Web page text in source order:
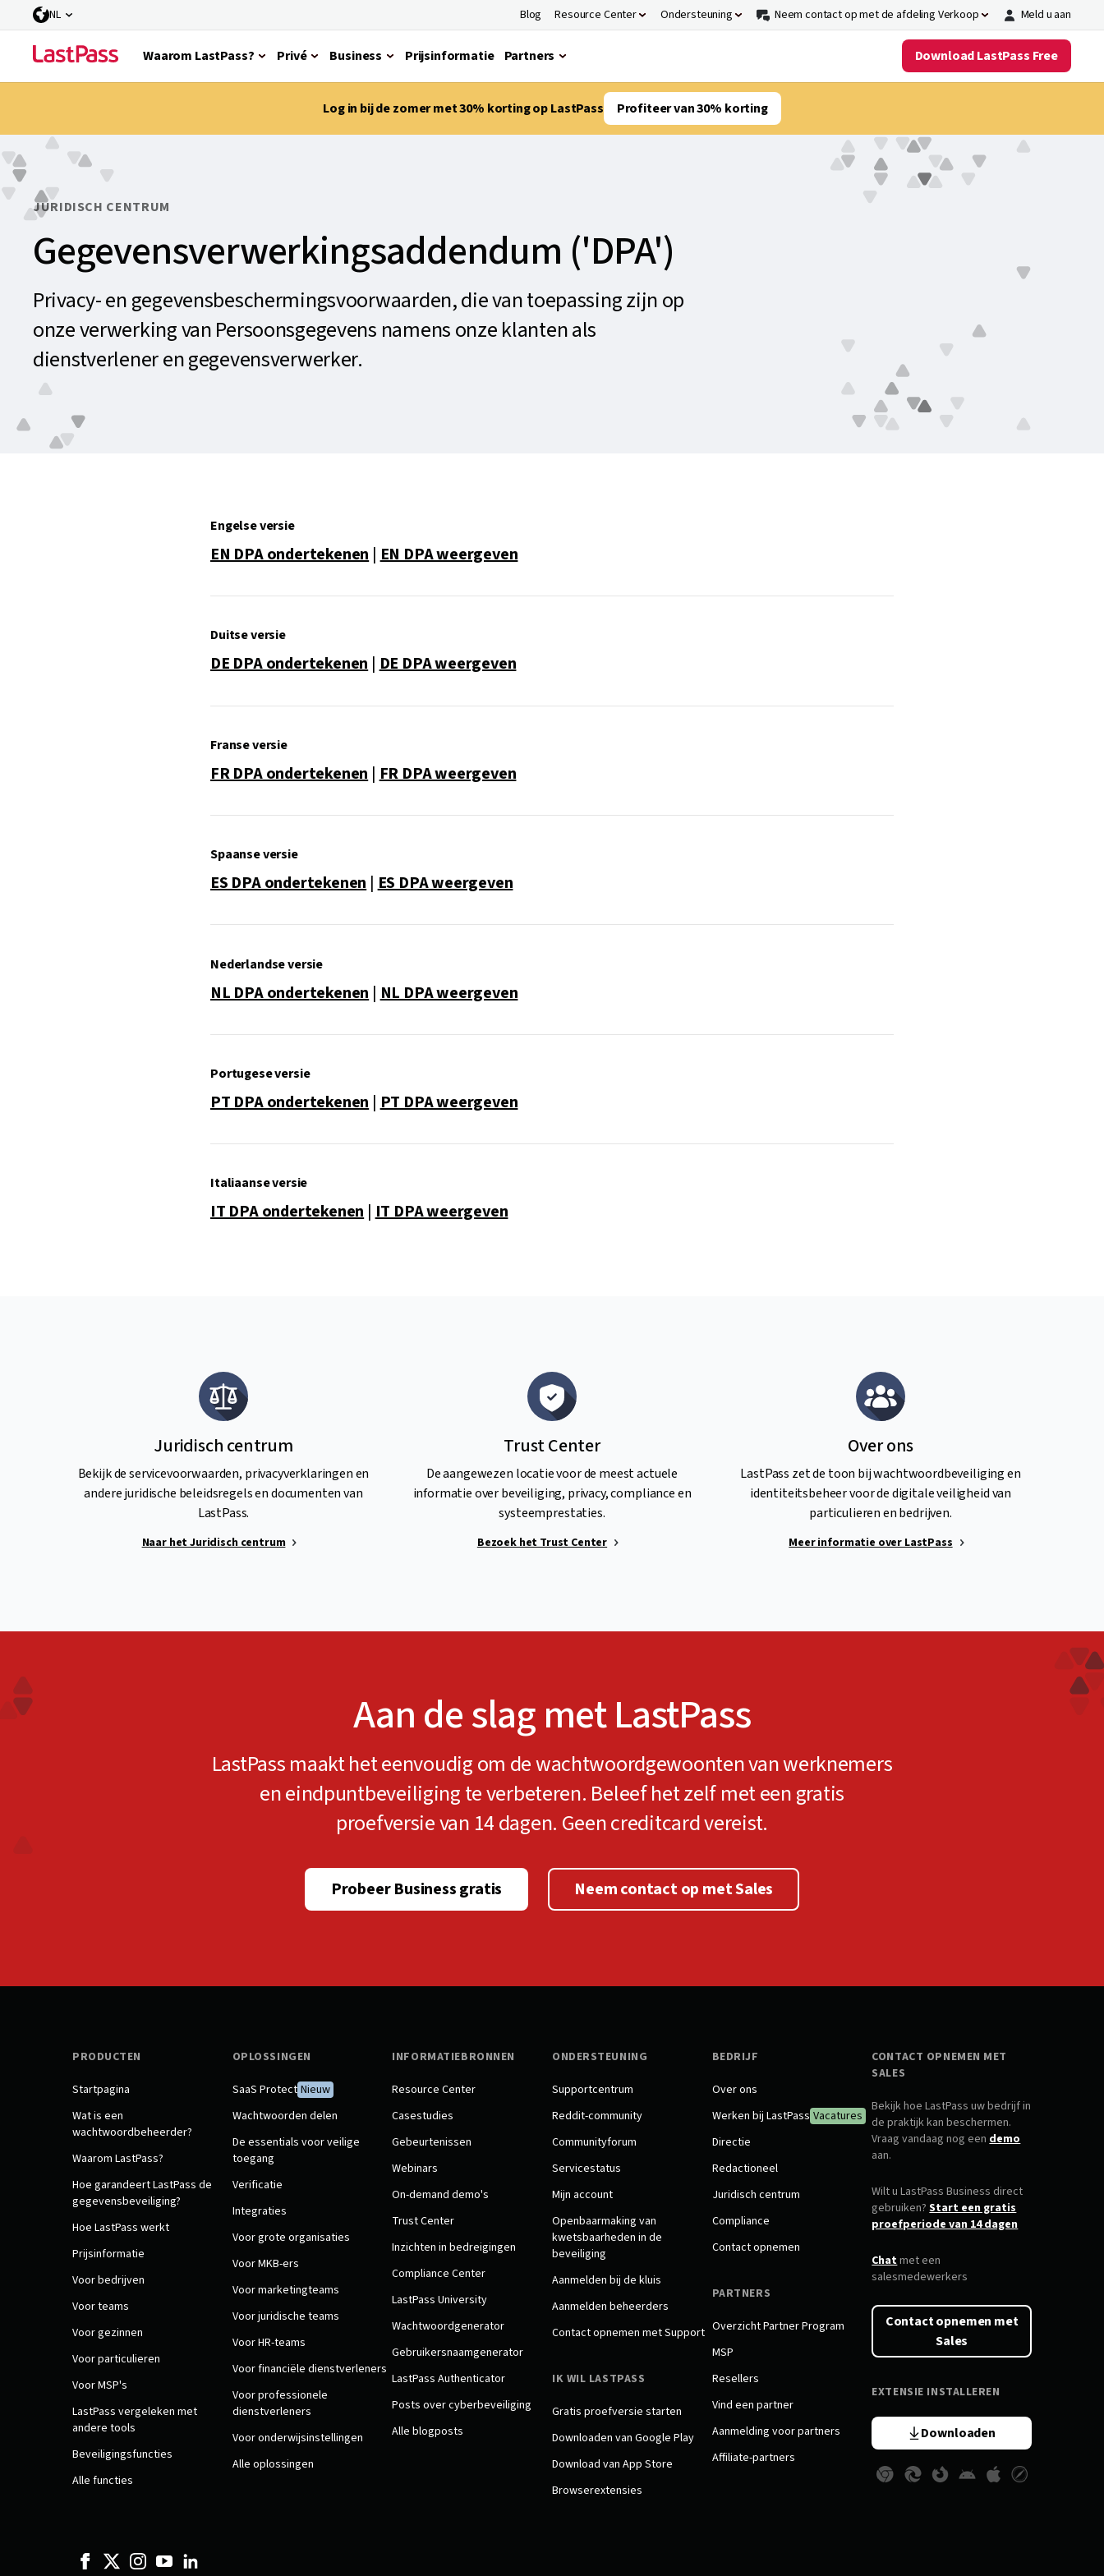
NL Blog Resource Center Ondersteuning Neem contact op met de afdeling Verkoop Meld u aan
Waarom LastPass? Privé Business Prijsinformatie Partners Download LastPass Free
Log in bij de zomer met 30% korting op LastPass Profiteer van 30% korting
JURIDISCH CENTRUM
Gegevensverwerkingsaddendum ('DPA')
Privacy- en gegevensbeschermingsvoorwaarden, die van toepassing zijn op
onze verwerking van Persoonsgegevens namens onze klanten als
dienstverlener en gegevensverwerker.
Engelse versie
EN DPA ondertekenen|EN DPA weergeven
Duitse versie
DE DPA ondertekenen|DE DPA weergeven
Franse versie
FR DPA ondertekenen|FR DPA weergeven
Spaanse versie
ES DPA ondertekenen|ES DPA weergeven
Nederlandse versie
NL DPA ondertekenen | NL DPA weergeven
Portugese versie
PT DPA ondertekenen|PT DPA weergeven
Italiaanse versie
IT DPA ondertekenen|IT DPA weergeven
Juridisch centrum
Bekijk de servicevoorwaarden, privacyverklaringen en
andere juridische beleidsregels en documenten van
LastPass.
Naar het Juridisch centrum
Trust Center
De aangewezen locatie voor de meest actuele
informatie over beveiliging, privacy, compliance en
systeemprestaties.
Bezoek het Trust Center
Over ons
LastPass zet de toon bij wachtwoordbeveiliging en
identiteitsbeheer voor de digitale veiligheid van
particulieren en bedrijven.
Meer informatie over LastPass
Aan de slag met LastPass
LastPass maakt het eenvoudig om de wachtwoordgewoonten van werknemers
en eindpuntbeveiliging te verbeteren. Beleef het zelf met een gratis
proefversie van 14 dagen. Geen creditcard vereist.
Probeer Business gratis Neem contact op met Sales
PRODUCTEN
Startpagina
Wat is een
wachtwoordbeheerder?
Waarom LastPass?
Hoe garandeert LastPass de
gegevensbeveiliging?
Hoe LastPass werkt
Prijsinformatie
Voor bedrijven
Voor teams
Voor gezinnen
Voor particulieren
Voor MSP's
LastPass vergeleken met
andere tools
Beveiligingsfuncties
Alle functies
OPLOSSINGEN
SaaS Protect Nieuw
Wachtwoorden delen
De essentials voor veilige
toegang
Verificatie
Integraties
Voor grote organisaties
Voor MKB-ers
Voor marketingteams
Voor juridische teams
Voor HR-teams
Voor financiële dienstverleners
Voor professionele
dienstverleners
Voor onderwijsinstellingen
Alle oplossingen
INFORMATIEBRONNEN
Resource Center
Casestudies
Gebeurtenissen
Webinars
On-demand demo's
Trust Center
Inzichten in bedreigingen
Compliance Center
LastPass University
Wachtwoordgenerator
Gebruikersnaamgenerator
LastPass Authenticator
Posts over cyberbeveiliging
Alle blogposts
ONDERSTEUNING
Supportcentrum
Reddit-community
Communityforum
Servicestatus
Mijn account
Openbaarmaking van
kwetsbaarheden in de
beveiliging
Aanmelden bij de kluis
Aanmelden beheerders
Contact opnemen met Support
IK WIL LASTPASS
Gratis proefversie starten
Downloaden van Google Play
Download van App Store
Browserextensies
BEDRIJF
Over ons
Werken bij LastPass Vacatures
Directie
Redactioneel
Juridisch centrum
Compliance
Contact opnemen
PARTNERS
Overzicht Partner Program
MSP
Resellers
Vind een partner
Aanmelding voor partners
Affiliate-partners
CONTACT OPNEMEN MET
SALES
Bekijk hoe LastPass uw bedrijf in
de praktijk kan beschermen.
Vraag vandaag nog eendemo
aan.
Wilt u LastPass Business direct
gebruiken?Start een gratis
proefperiode van 14 dagen
Chatmet een
salesmedewerkers
Contact opnemen met
Sales
EXTENSIE INSTALLEREN
Downloaden